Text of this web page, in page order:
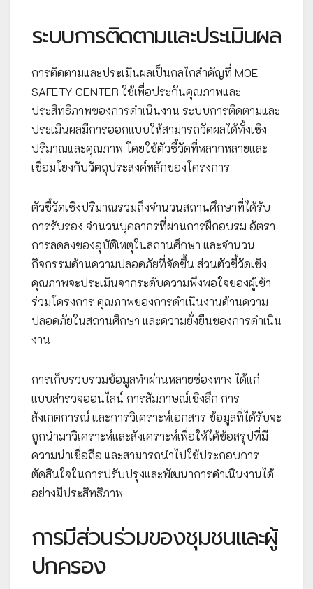
ระบบการติดตามและประเมินผล
การติดตามและประเมินผลเป็นกลไกสำคัญที่ MOE
SAFETY CENTER ใช้เพื่อประกันคุณภาพและ
ประสิทธิภาพของการดำเนินงาน ระบบการติดตามและ
ประเมินผลมีการออกแบบให้สามารถวัดผลได้ทั้งเชิง
ปริมาณและคุณภาพ โดยใช้ตัวชี้วัดที่หลากหลายและ
เชื่อมโยงกับวัตถุประสงค์หลักของโครงการ
ตัวชี้วัดเชิงปริมาณรวมถึงจำนวนสถานศึกษาที่ได้รับ
การรับรอง จำนวนบุคลากรที่ผ่านการฝึกอบรม อัตรา
การลดลงของอุบัติเหตุในสถานศึกษา และจำนวน
กิจกรรมด้านความปลอดภัยที่จัดขึ้น ส่วนตัวชี้วัดเชิง
คุณภาพจะประเมินจากระดับความพึงพอใจของผู้เข้า
ร่วมโครงการ คุณภาพของการดำเนินงานด้านความ
ปลอดภัยในสถานศึกษา และความยั่งยืนของการดำเนิน
งาน
การเก็บรวบรวมข้อมูลทำผ่านหลายช่องทาง ได้แก่
แบบสำรวจออนไลน์ การสัมภาษณ์เชิงลึก การ
สังเกตการณ์ และการวิเคราะห์เอกสาร ข้อมูลที่ได้รับจะ
ถูกนำมาวิเคราะห์และสังเคราะห์เพื่อให้ได้ข้อสรุปที่มี
ความน่าเชื่อถือ และสามารถนำไปใช้ประกอบการ
ตัดสินใจในการปรับปรุงและพัฒนาการดำเนินงานได้
อย่างมีประสิทธิภาพ
การมีส่วนร่วมของชุมชนและผู้
ปกครอง